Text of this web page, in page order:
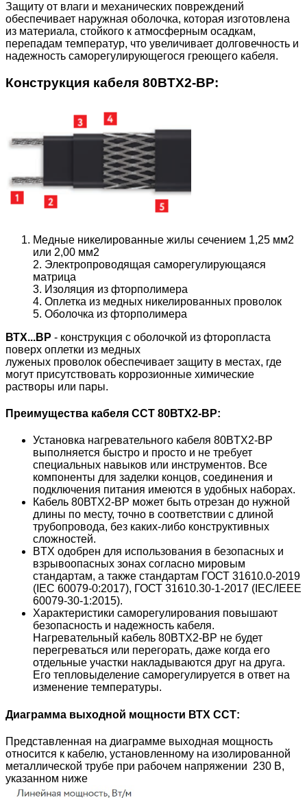
Защиту от влаги и механических повреждений
обеспечивает наружная оболочка, которая изготовлена
из материала, стойкого к атмосферным осадкам,
перепадам температур, что увеличивает долговечность и
надежность саморегулирующегося греющего кабеля.
Конструкция кабеля 80BTX2-BP:
Медные никелированные жилы сечением 1,25 мм2
или 2,00 мм2
2. Электропроводящая саморегулирующаяся
матрица
3. Изоляция из фторполимера
4. Оплетка из медных никелированных проволок
5. Оболочка из фторполимера
ВТХ...BP - конструкция с оболочкой из фторопласта
поверх оплетки из медных
луженых проволок обеспечивает защиту в местах, где
могут присутствовать коррозионные химические
растворы или пары.
Преимущества кабеля ССТ 80ВТХ2-ВР:
Установка нагревательного кабеля 80BTX2-ВР
выполняется быстро и просто и не требует
специальных навыков или инструментов. Все
компоненты для заделки концов, соединения и
подключения питания имеются в удобных наборах.
Кабель 80ВТХ2-ВР может быть отрезан до нужной
длины по месту, точно в соответствии с длиной
трубопровода, без каких-либо конструктивных
сложностей.
ВTХ одобрен для использования в безопасных и
взрывоопасных зонах согласно мировым
стандартам, а также стандартам ГОСТ 31610.0-2019
(IEC 60079-0:2017), ГОСТ 31610.30-1-2017 (IEC/IEEE
60079-30-1:2015).
Характеристики саморегулирования повышают
безопасность и надежность кабеля.
Нагревательный кабель 80BTХ2-ВР не будет
перегреваться или перегорать, даже когда его
отдельные участки накладываются друг на друга.
Его тепловыделение саморегулируется в ответ на
изменение температуры.
Диаграмма выходной мощности ВТХ ССТ:
Представленная на диаграмме выходная мощность
относится к кабелю, установленному на изолированной
металлической трубе при рабочем напряжении 230 В,
указанном ниже